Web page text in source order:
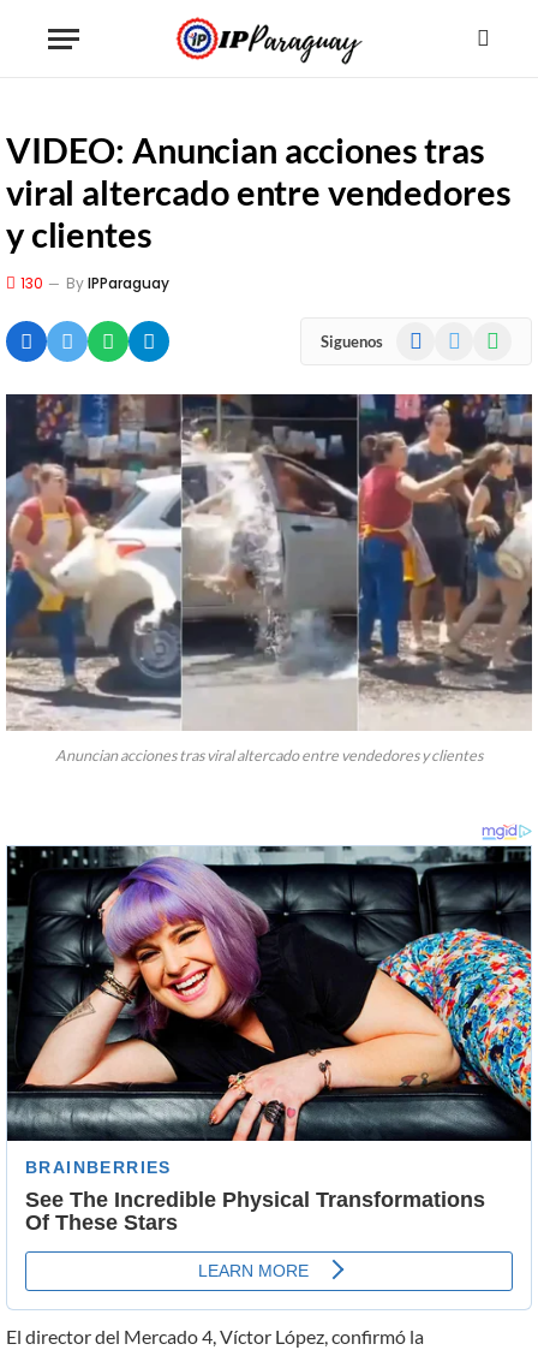
VIDEO: Anuncian acciones tras
viral altercado entre vendedores
y clientes
130 ByIPParaguay
Siguenos Facebook
Anuncian acciones tras viral altercado entre vendedores y clientes
El director del Mercado 4, Víctor López, confirmó la